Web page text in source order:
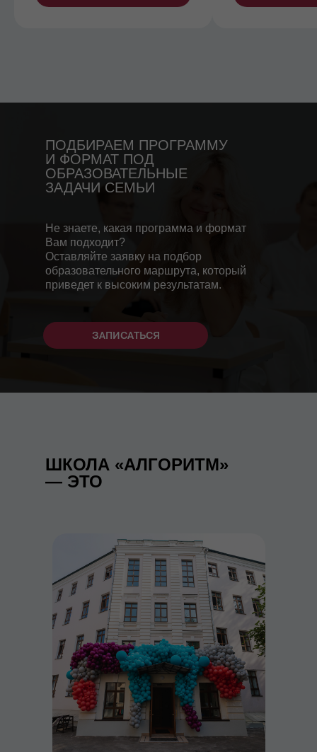
ПОДБИРАЕМ ПРОГРАММУ
И ФОРМАТ ПОД
ОБРАЗОВАТЕЛЬНЫЕ
ЗАДАЧИ СЕМЬИ
ЗАПИСАТЬСЯ
Не знаете, какая программа и формат
Вам подходит?
Оставляйте заявку на подбор
образовательного маршрута, который
приведет к высоким результатам.
ШКОЛА «АЛГОРИТМ»
— ЭТО